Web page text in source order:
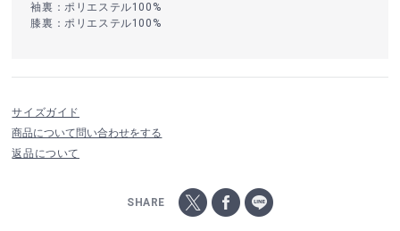
袖裏：ポリエステル100%
膝裏：ポリエステル100%
サイズガイド
商品について問い合わせをする
返品について
SHARE